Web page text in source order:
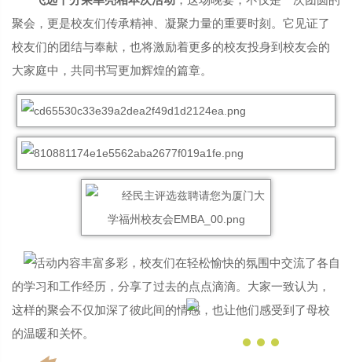
聚会，更是校友们传承精神、凝聚力量的重要时刻。它见证了
校友们的团结与奉献，也将激励着更多的校友投身到校友会的
大家庭中，共同书写更加辉煌的篇章。
活动内容丰富多彩，校友们在轻松愉快的氛围中交流了各自
的学习和工作经历，分享了过去的点点滴滴。大家一致认为，
这样的聚会不仅加深了彼此间的情感，也让他们感受到了母校
的温暖和关怀。